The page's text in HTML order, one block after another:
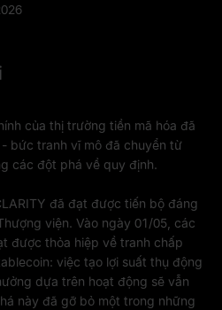
của thị trường tiền mã hóa đã
bức tranh vĩ mô đã chuyển từ
các đột phá về quy định.
đã đạt được tiến bộ đáng
viện. Vào ngày 01/05, các
được thỏa hiệp về tranh chấp
việc tạo lợi suất thụ động
dựa trên hoạt động sẽ vẫn
này đã gỡ bỏ một trong những